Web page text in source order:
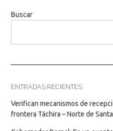
Buscar
ENTRADAS RECIENTES
Verifican mecanismos de
frontera Táchira – Norte de